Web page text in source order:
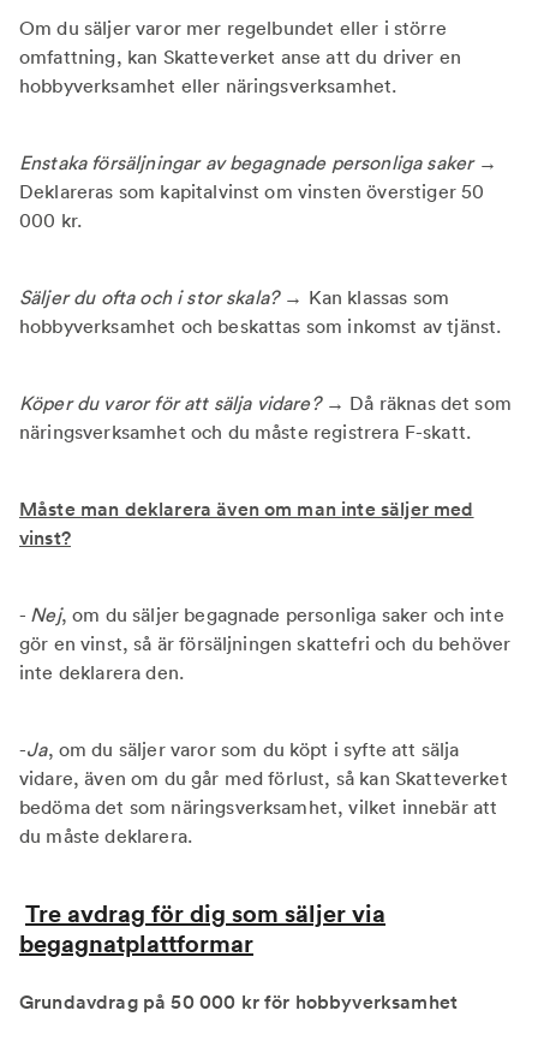
Om du säljer varor mer regelbundet eller i större
omfattning, kan Skatteverket anse att du driver en
hobbyverksamhet eller näringsverksamhet.
Enstaka försäljningar av begagnade personliga saker →
Deklareras som kapitalvinst om vinsten överstiger 50
000 kr.
Säljer du ofta och i stor skala? → Kan klassas som
hobbyverksamhet och beskattas som inkomst av tjänst.
Köper du varor för att sälja vidare? → Då räknas det som
näringsverksamhet och du måste registrera F-skatt.
Måste man deklarera även om man inte säljer med
vinst?
- Nej, om du säljer begagnade personliga saker och inte
gör en vinst, så är försäljningen skattefri och du behöver
inte deklarera den.
-Ja, om du säljer varor som du köpt i syfte att sälja
vidare, även om du går med förlust, så kan Skatteverket
bedöma det som näringsverksamhet, vilket innebär att
du måste deklarera.
Tre avdrag för dig som säljer via
begagnatplattformar
Grundavdrag på 50 000 kr för hobbyverksamhet